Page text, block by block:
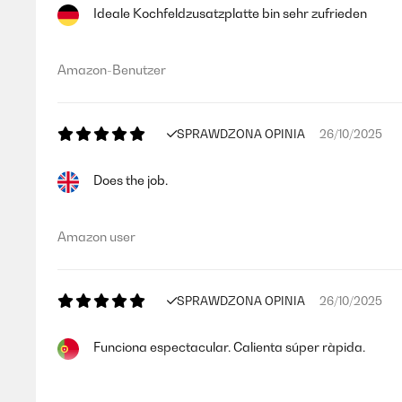
Ideale Kochfeldzusatzplatte bin sehr zufrieden
Amazon-Benutzer
SPRAWDZONA OPINIA 26/10/2025
Does the job.
Amazon user
SPRAWDZONA OPINIA 26/10/2025
Funciona espectacular. Calienta súper ràpida.